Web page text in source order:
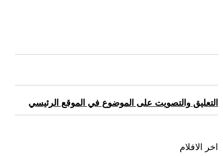
التعليق والتصويت على الموضوع في الموقع الرئيسي
اخر الافلام